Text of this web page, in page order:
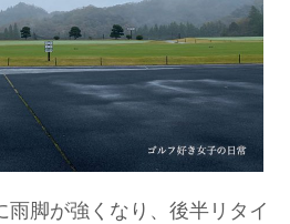
雨脚が強くなり、後半リタイ